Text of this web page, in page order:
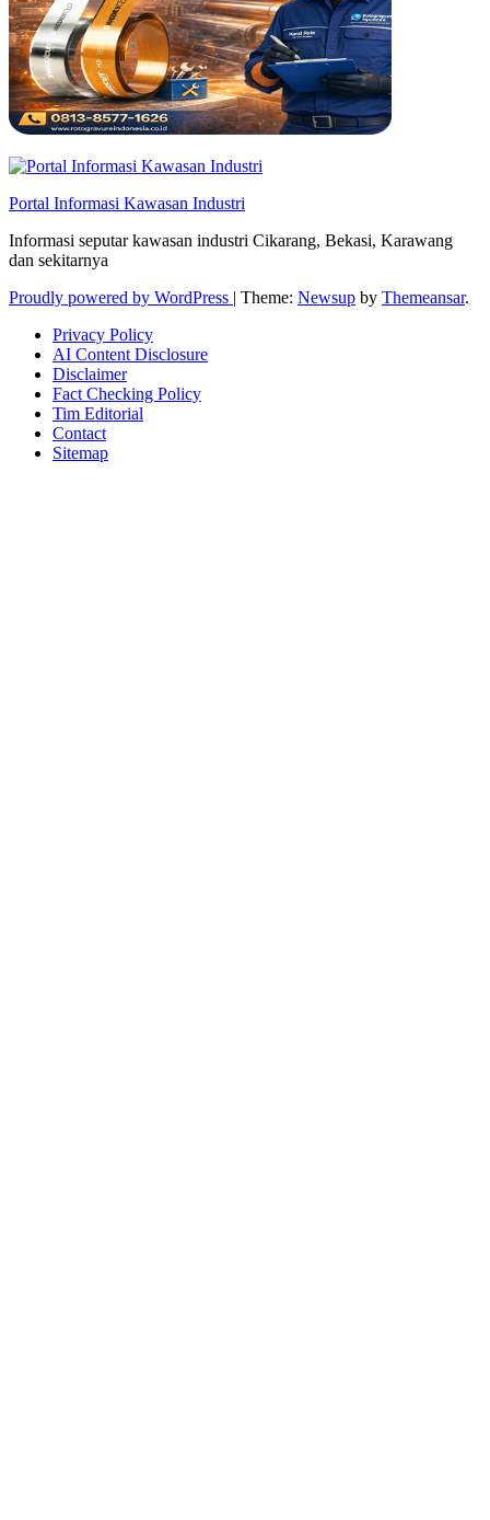
Portal Informasi Kawasan Industri
Informasi seputar kawasan industri Cikarang, Bekasi, Karawang
dan sekitarnya
Proudly powered by WordPress | Theme: Newsup by Themeansar.
Privacy Policy
AI Content Disclosure
Disclaimer
Fact Checking Policy
Tim Editorial
Contact
Sitemap